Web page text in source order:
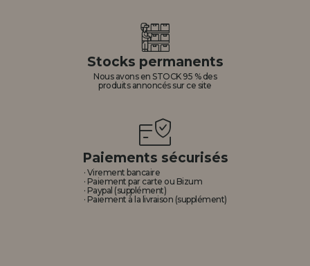
Stocks permanents
Nous avons en STOCK 95 % des
produits annoncés sur ce site
Paiements sécurisés
· Virement bancaire
· Paiement par carte ou Bizum
· Paypal (supplément)
· Paiement à la livraison (supplément)